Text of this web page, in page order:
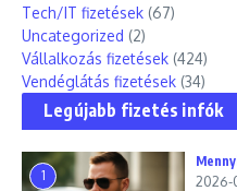
Tech/IT fizetések (67)
Uncategorized (2)
Vállalkozás fizetések (424)
Vendéglátás fizetések (34)
Legújabb fizetés infók
1 2026-